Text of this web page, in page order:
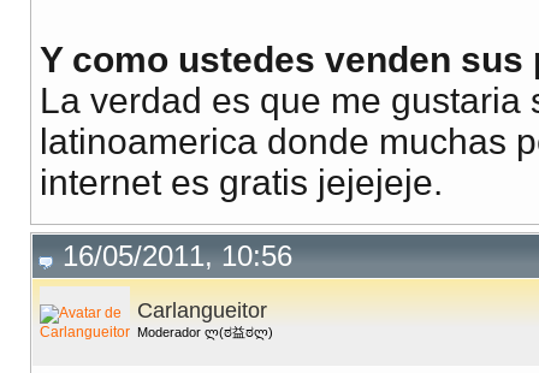
Y como ustedes venden sus
La verdad es que me
latinoamerica donde muchas
internet es gratis jejejeje.
16/05/2011, 10:56
Carlangueitor
Moderador ლ(ಠ益ಠლ)